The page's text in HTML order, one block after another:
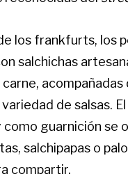
los frankfurts, los
salchichas
acompañadas
variedad de salsas.
como guarnición se
salchipapas o
compartir.